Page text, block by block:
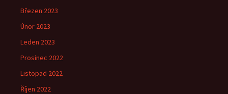
Březen 2023
Únor 2023
Leden 2023
Prosinec 2022
Listopad 2022
Říjen 2022